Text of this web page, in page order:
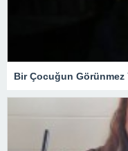
Bir Çocuğun Görünmez